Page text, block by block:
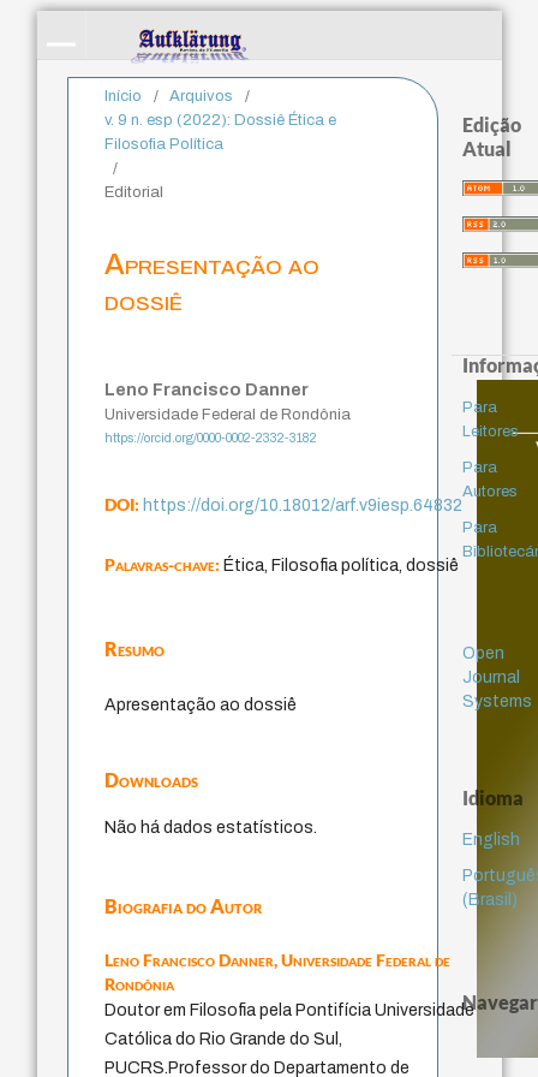
Início / Arquivos
/
v. 9 n. esp (2022): Dossiê Ética e
Filosofia Política
/
Editorial
Apresentação ao
dossiê
Leno Francisco Danner
Universidade Federal de Rondônia
https://orcid.org/0000-0002-2332-3182
DOI:https://doi.org/10.18012/arf.v9iesp.64832
Palavras-chave:Ética, Filosofia política, dossiê
Resumo
Apresentação ao dossiê
Downloads
Não há dados estatísticos.
Biografia do Autor
Leno Francisco Danner,Universidade Federal de
Rondônia
Doutor em Filosofia pela Pontifícia Universidade
Católica do Rio Grande do Sul,
PUCRS.Professor do Departamento de
Edição
Atual
Para
Leitores
Para
Autores
Para
Open
Journal
Systems
Idioma
English
(Brasil)
Navegar